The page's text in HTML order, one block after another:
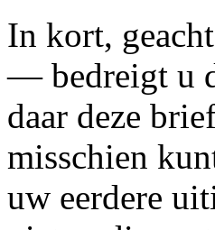
In kort,
— bedreigt u
daar deze
misschien
uw eerdere